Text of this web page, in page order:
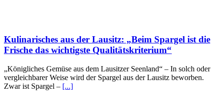
Kulinarisches aus der Lausitz: „Beim Spargel ist die
Frische das wichtigste Qualitätskriterium“
„Königliches Gemüse aus dem Lausitzer Seenland“ – In solch oder
vergleichbarer Weise wird der Spargel aus der Lausitz beworben.
Zwar ist Spargel – [...]